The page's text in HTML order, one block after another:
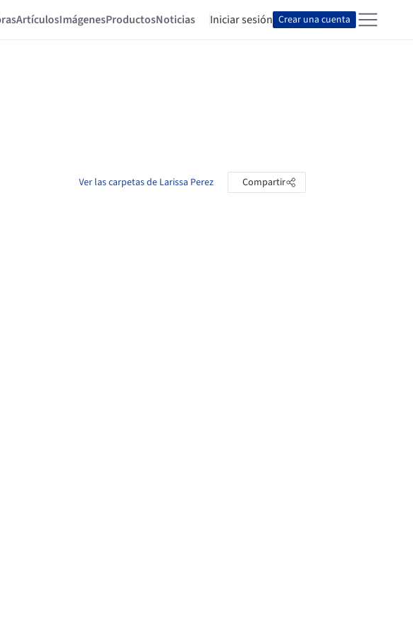
ArtículosImágenesProductosNoticias Iniciar sesión Crear una cuenta
Ver las carpetas de Larissa Perez Compartir